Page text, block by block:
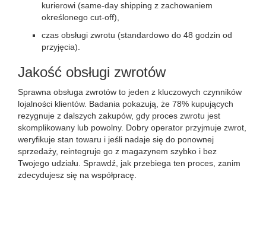
kurierowi (same-day shipping z zachowaniem
określonego cut-off),
czas obsługi zwrotu (standardowo do 48 godzin od
przyjęcia).
Jakość obsługi zwrotów
Sprawna obsługa zwrotów to jeden z kluczowych czynników
lojalności klientów. Badania pokazują, że 78% kupujących
rezygnuje z dalszych zakupów, gdy proces zwrotu jest
skomplikowany lub powolny. Dobry operator przyjmuje zwrot,
weryfikuje stan towaru i jeśli nadaje się do ponownej
sprzedaży, reintegruje go z magazynem szybko i bez
Twojego udziału. Sprawdź, jak przebiega ten proces, zanim
zdecydujesz się na współpracę.